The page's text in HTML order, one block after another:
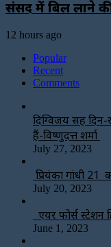
संसद में बिल लाने
12 hours ago
Popular
Recent
Comments
दिग्विजय सिंह
हैं-विष्णुदत्त शर्मा
July 27, 2023
प्रियंका गांधी 21
July 20, 2023
एयर फोर्स स्टेशन
June 1, 2023